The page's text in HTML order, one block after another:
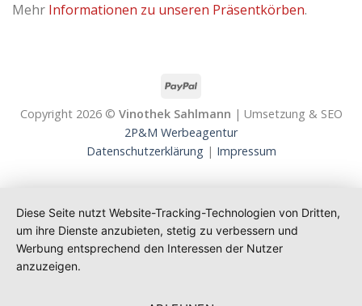
Mehr Informationen zu unseren Präsentkörben.
Copyright 2026 © Vinothek Sahlmann | Umsetzung & SEO
2P&M Werbeagentur
Datenschutzerklärung | Impressum
Diese Seite nutzt Website-Tracking-Technologien von Dritten,
um ihre Dienste anzubieten, stetig zu verbessern und
Werbung entsprechend den Interessen der Nutzer
anzuzeigen.